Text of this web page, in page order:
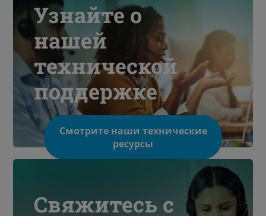
Узнайте о
нашей
технической
поддержке
Смотрите наши технические
ресурсы
Свяжитесь с